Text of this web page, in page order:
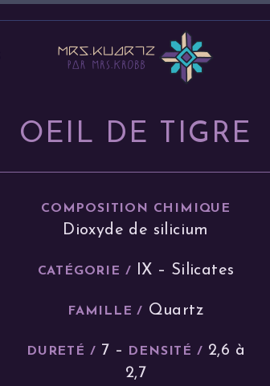
OEIL DE TIGRE
COMPOSITION CHIMIQUE
Dioxyde de silicium
CATÉGORIE / IX – Silicates
FAMILLE / Quartz
DURETÉ / 7 – DENSITÉ / 2,6 à
2,7